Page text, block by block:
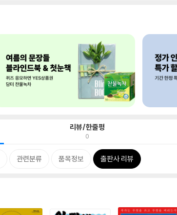
리뷰/한줄평
0
관련분류 품목정보 출판사 리뷰